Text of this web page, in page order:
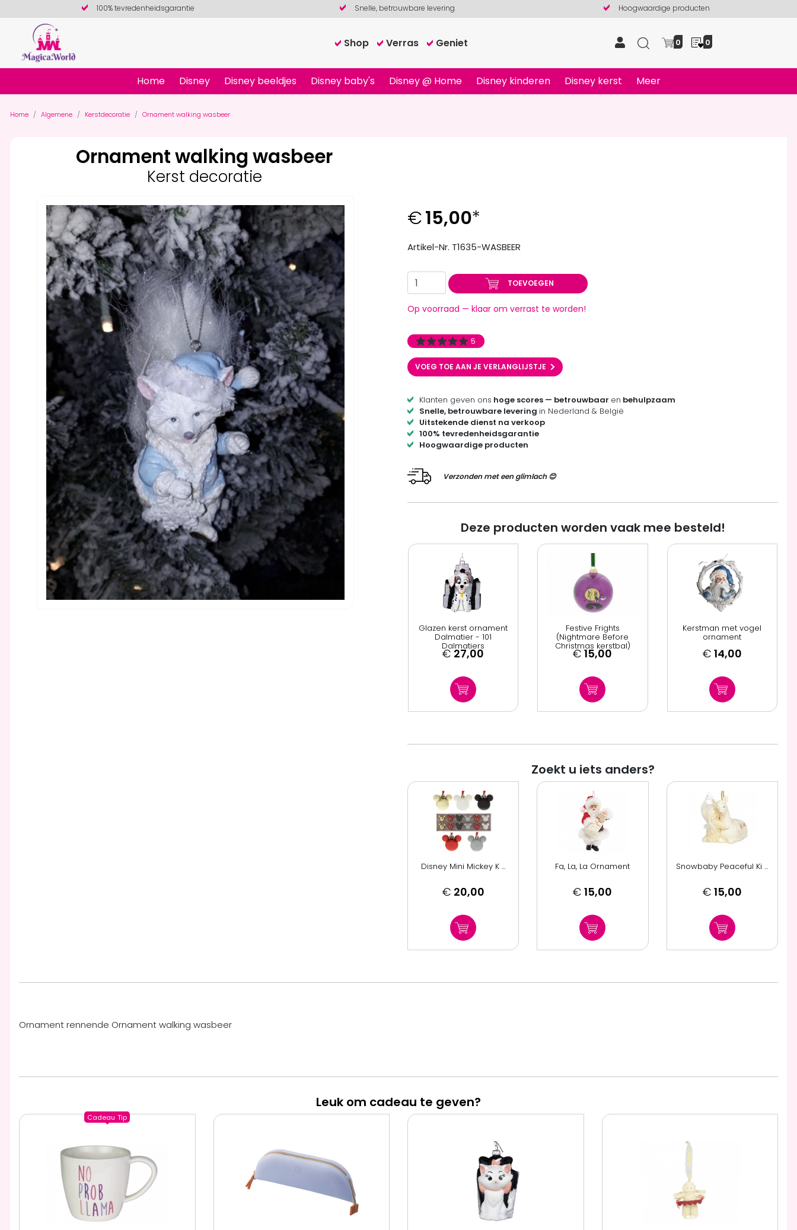
100% tevredenheidsgarantie Snelle, betrouwbare levering Hoogwaardige producten
Shop Verras Geniet 0 0
Home Disney Disney beeldjes Disney baby's Disney @ Home Disney kinderen Disney kerst Meer
Home Algemene Kerstdecoratie Ornament walking wasbeer
Ornament walking wasbeer
Kerst decoratie
€15,00*
Artikel-Nr. T1635-WASBEER
TOEVOEGEN
Op voorraad — klaar om verrast te worden!
5
VOEG TOE AAN JE VERLANGLIJSTJE
Klanten geven ons hoge scores — betrouwbaar en behulpzaam
Snelle, betrouwbare levering in Nederland & België
Uitstekende dienst na verkoop
100% tevredenheidsgarantie
Hoogwaardige producten
Verzonden met een glimlach 😊
Deze producten worden vaak mee besteld!
Glazen kerst ornament
Dalmatier - 101
Dalmatiers
€ 27,00
Festive Frights
(Nightmare Before
Christmas kerstbal)
€ 15,00
Kerstman met vogel
ornament
€ 14,00
Zoekt u iets anders?
Disney Mini Mickey K ...
€ 20,00
Fa, La, La Ornament
€ 15,00
Snowbaby Peaceful Ki ...
€ 15,00
Ornament rennende Ornament walking wasbeer
Leuk om cadeau te geven?
Cadeau Tip